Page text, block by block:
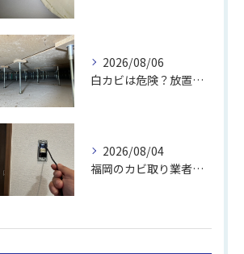
2026/08/06
白カビは危険？放置のリスクと取り方
2026/08/04
福岡のカビ取り業者おすすめの選び方と費用